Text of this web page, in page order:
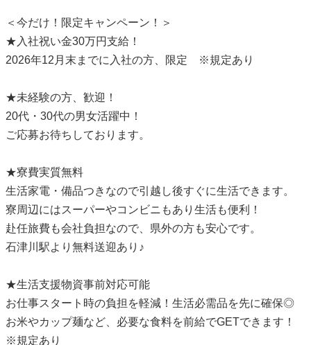
＜今だけ！限定キャンペーン！＞
★入社祝い金30万円支給！
2026年12月末までに入社の方、限定 ※規定あり
★未経験の方、歓迎！
20代・30代の男女活躍中！
ご応募お待ちしております。
★寮費実質無料
生活家電・備品つきなので引越し後すぐに生活できます。
寮周辺にはスーパーやコンビニもあり生活も便利！
赴任旅費も会社負担なので、県外の方も安心です。
石津川駅より無料送迎あり♪
★生活支援物資事前対応可能
お仕事スタート時の負担を軽減！生活必需品を先に確保◎
お米やカップ麺など、必要な食料を前給でGETできます！
※規定あり